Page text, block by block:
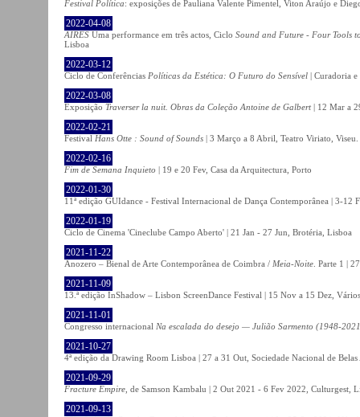
Festival Política: exposições de Pauliana Valente Pimentel, Viton Araújo e
2022-04-08
AIRES Uma performance em três actos, Ciclo Sound and Future - Four Tools
Lisboa
2022-03-12
Ciclo de Conferências Políticas da Estética: O Futuro do Sensível | Curadoria
2022-03-08
Exposição Traverser la nuit. Obras da Coleção Antoine de Galbert | 12 Mar a
2022-02-21
Festival Hans Otte : Sound of Sounds | 3 Março a 8 Abril, Teatro Viriato, Viseu.
2022-02-16
Fim de Semana Inquieto | 19 e 20 Fev, Casa da Arquitectura, Porto
2022-01-30
11ª edição GUIdance - Festival Internacional de Dança Contemporânea | 3-12
2022-01-19
Ciclo de Cinema 'Cineclube Campo Aberto' | 21 Jan - 27 Jun, Brotéria, Lisboa
2021-11-22
Anozero – Bienal de Arte Contemporânea de Coimbra / Meia-Noite . Parte 1 |
2021-11-09
13.ª edição InShadow – Lisbon ScreenDance Festival | 15 Nov a 15 Dez,
2021-11-01
Congresso internacional Na escalada do desejo — Julião Sarmento (1948-
2021-10-27
4ª edição da Drawing Room Lisboa | 27 a 31 Out, Sociedade Nacional de
2021-09-29
Fracture Empire , de Samson Kambalu | 2 Out 2021 - 6 Fev 2022, Culturgest,
2021-09-13